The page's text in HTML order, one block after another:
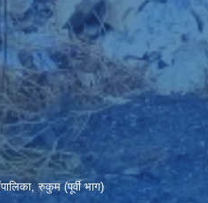
रुकुम (पूर्वी भाग)